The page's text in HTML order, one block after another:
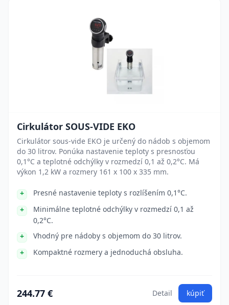
Cirkulátor SOUS-VIDE EKO
Cirkulátor sous-vide EKO je určený do nádob s objemom
do 30 litrov. Ponúka nastavenie teploty s presnosťou
0,1°C a teplotné odchýlky v rozmedzí 0,1 až 0,2°C. Má
výkon 1,2 kW a rozmery 161 x 100 x 335 mm.
Presné nastavenie teploty s rozlíšením 0,1°C.
Minimálne teplotné odchýlky v rozmedzí 0,1 až
0,2°C.
Vhodný pre nádoby s objemom do 30 litrov.
Kompaktné rozmery a jednoduchá obsluha.
244.77 € Detail kúpiť